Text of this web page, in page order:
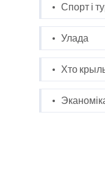
Спорт і
Улада
Хто